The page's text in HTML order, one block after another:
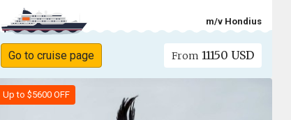
m/v Hondius
Go to cruise page From 11150 USD
Up to $5600 OFF